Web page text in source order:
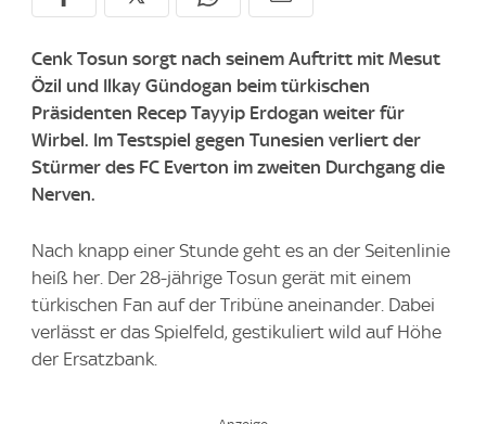
Cenk Tosun sorgt nach seinem Auftritt mit Mesut
Özil und Ilkay Gündogan beim türkischen
Präsidenten Recep Tayyip Erdogan weiter für
Wirbel. Im Testspiel gegen Tunesien verliert der
Stürmer des FC Everton im zweiten Durchgang die
Nerven.
Nach knapp einer Stunde geht es an der Seitenlinie
heiß her. Der 28-jährige Tosun gerät mit einem
türkischen Fan auf der Tribüne aneinander. Dabei
verlässt er das Spielfeld, gestikuliert wild auf Höhe
der Ersatzbank.